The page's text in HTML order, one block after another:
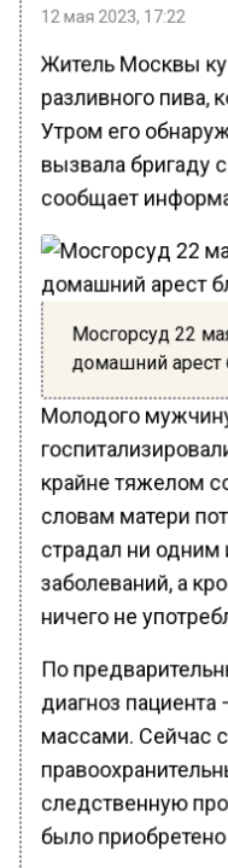
12 мая 2023, 17:22
Житель Москвы
разливного пива,
Утром его
вызвала бригаду
сообщает
Мосгорсуд 22
домашний
Молодого
крайне тяжелом
словам матери
страдал ни одним
заболеваний, а
ничего не
По
диагноз
массами. Сейчас
следственную
было